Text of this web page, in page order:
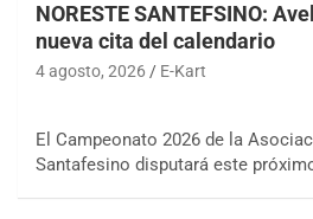
NORESTE SANTEFSINO:
nueva cita del calendario
4 agosto, 2026 E-Kart
El Campeonato 2026 de la
Santafesino disputará este